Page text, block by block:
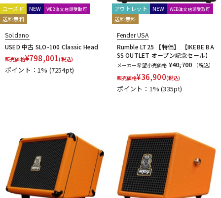
ユーズド NEW WEB注文店頭受取可
送料無料
Soldano
USED 中古 SLO-100 Classic Head
販売価格¥798,001(税込)
ポイント：1% (7254pt)
アウトレット NEW WEB注文店頭受取可
送料無料
Fender USA
Rumble LT25 【特価】 【IKEBE BA
SS OUTLET オープン記念セール】
メーカー希望小売価格 ¥40,700
（税込）
販売価格¥36,900(税込)
ポイント：1%(335pt)